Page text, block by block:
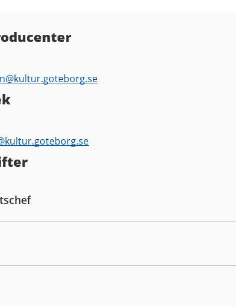
kultur.goteborg.se
kultur.goteborg.se